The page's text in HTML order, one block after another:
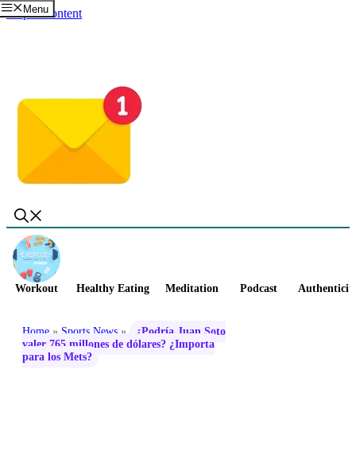
Skip to content
Menu
Workout Healthy Eating Meditation Podcast
Home » Sports News »
¿Podría Juan Soto
valer 765 millones de dólares? ¿Importa
para los Mets?